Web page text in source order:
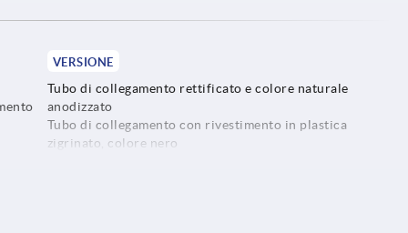
VERSIONE
Tubo di collegamento rettificato e colore naturale
anodizzato
Tubo di collegamento con rivestimento in plastica
zigrinato, colore nero